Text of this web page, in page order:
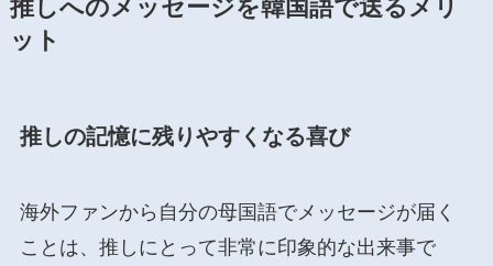
推しへのメッセージを韓国語で送るメリ
ット
推しの記憶に残りやすくなる喜び
海外ファンから自分の母国語でメッセージが届く
ことは、推しにとって非常に印象的な出来事で